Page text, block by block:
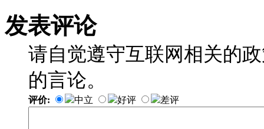
发表评论
请自觉遵守互联网相关的
的言论。
评价: 中立 好评 差评